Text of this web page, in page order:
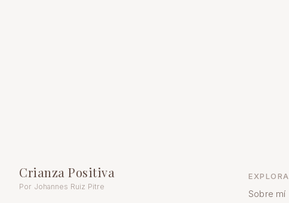
Crianza Positiva
Por Johannes Ruiz Pitre
EXPLORA
Sobre mí